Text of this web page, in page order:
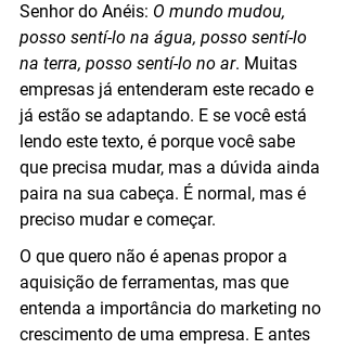
Senhor do Anéis: O mundo mudou,
posso sentí-lo na água, posso sentí-lo
na terra, posso sentí-lo no ar. Muitas
empresas já entenderam este recado e
já estão se adaptando. E se você está
lendo este texto, é porque você sabe
que precisa mudar, mas a dúvida ainda
paira na sua cabeça. É normal, mas é
preciso mudar e começar.
O que quero não é apenas propor a
aquisição de ferramentas, mas que
entenda a importância do marketing no
crescimento de uma empresa. E antes